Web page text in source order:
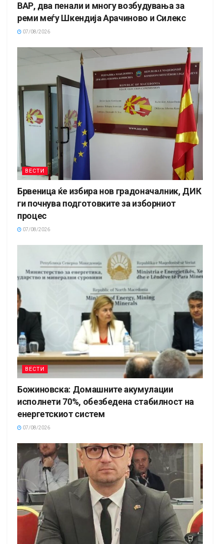
ВАР, два пенали и многу возбудувања за
реми меѓу Шкендија Арачиново и Силекс
07/08/2026
ВЕСТИ
Брвеница ќе избира нов градоначалник, ДИК
ги почнува подготовките за изборниот
процес
07/08/2026
ВЕСТИ
Божиновска: Домашните акумулации
исполнети 70%, обезбедена стабилност на
енергетскиот систем
07/08/2026